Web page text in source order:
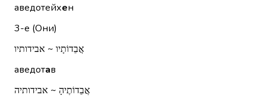
аведотейхен
3-е (Они)
אֲבֵדוֹתָיו ~ אבידותיו
аведотав
אֲבֵדוֹתֶיהָ ~ אבידותיה